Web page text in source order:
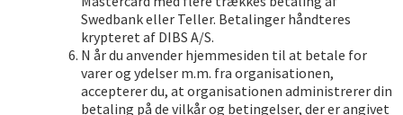
Swedbank eller Teller. Betalinger håndteres
krypteret af DIBS A/S.
N år du anvender hjemmesiden til at betale for
varer og ydelser m.m. fra organisationen,
accepterer du, at organisationen administrerer din
betaling på de vilkår og betingelser, der er angivet